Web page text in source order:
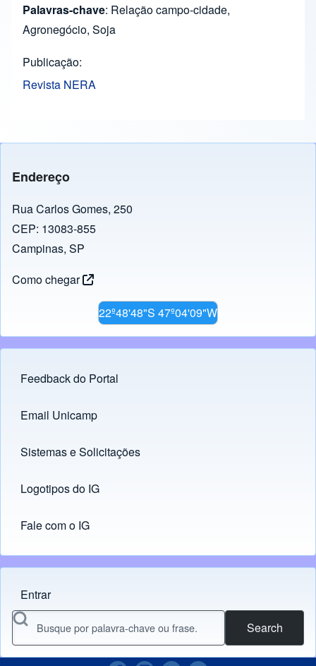
Palavras-chave: Relação campo-cidade,
Agronegócio, Soja
Publicação
Revista NERA
Endereço
Rua Carlos Gomes, 250
CEP: 13083-855
Campinas, SP
Como chegar
22º48'48"S 47º04'09"W
Footer menu
Feedback do Portal
Links
Email Unicamp
(opens in new tab)
Sistemas e Solicitações
(opens in new tab)
Logotipos do IG
(opens in new tab)
Fale com o IG
Menu do usuário
Entrar
Search